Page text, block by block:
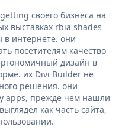
своего бизнеса на
выставках rbia shades
в интернете. они
посетителям качество
дизайн в
их Divi Builder не
решения. они
apps, прежде чем нашли
как часть сайта,